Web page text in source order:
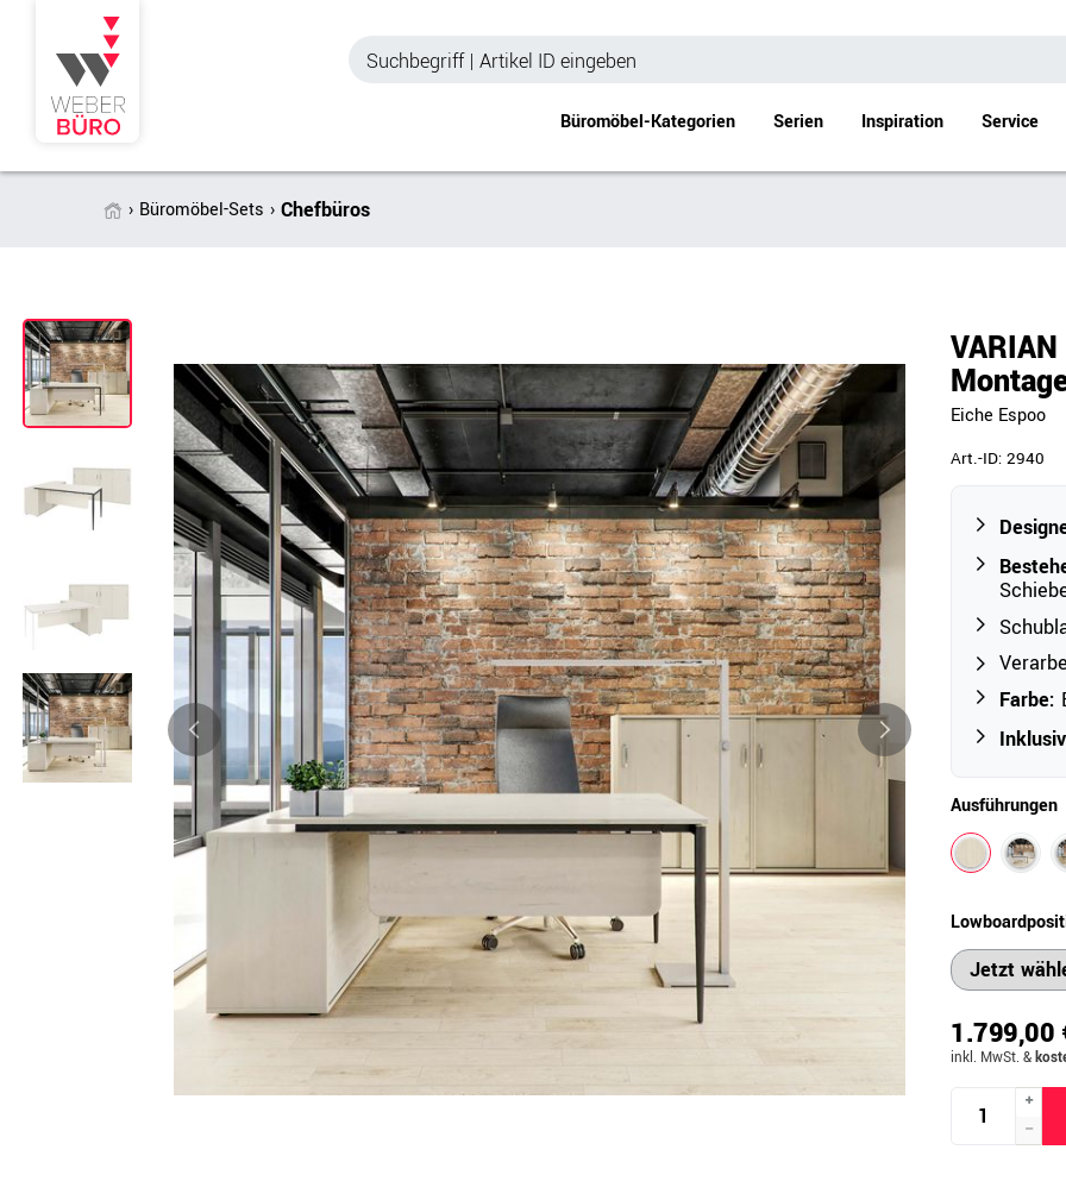
Büromöbel-Kategorien
Raum in Raum-Systeme
Tischtrennwände
Akustik Deckensegel &
Wandpaneele
Regalschränke
Büro Schrankwände
Spinde
Garderoben
Zubehör
Stehtische
Besprechungstische
Tischgestelle
Schreibtischplatten
Anbautische & Zubehör
Bürocontainer
Rollcontainer
Büromöbel-Sets
Einzelarbeitsplätze
Chefbüros
Gruppenarbeitsplätze
Outdoor
Ampelschirme
Schirmständer
Abdeckhauben & Zubehör
Serien Inspiration Service
Büromöbel-Sets Chefbüros
Eiche Espoo
Art.-ID: 2940
Farbe:
Ausführungen
1.799,00
inkl. MwSt. &